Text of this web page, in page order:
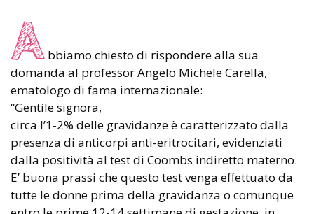
A bbiamo chiesto di rispondere alla sua
domanda al professor Angelo Michele Carella,
ematologo di fama internazionale:
“Gentile signora,
circa l’1-2% delle gravidanze è caratterizzato dalla
presenza di anticorpi anti-eritrocitari, evidenziati
dalla positività al test di Coombs indiretto materno.
E’ buona prassi che questo test venga effettuato da
tutte le donne prima della gravidanza o comunque